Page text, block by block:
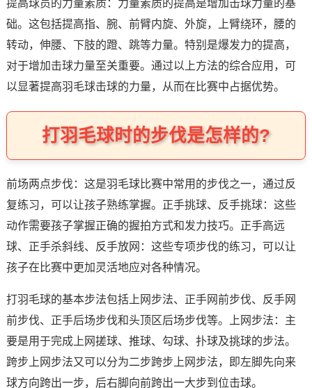
提高球员的力量素质：力量素质的提高是增加击球力量的基
础。这包括提高指、腕、前臂内旋、外旋，上臂绕环，腰的
转动，伸腰、下肢的蹬、跳等力量。特别是爆发力的提高，
对于增加击球力量至关重要。通过以上方法的综合应用，可
以显著提高羽毛球击球的力量，从而在比赛中占据优势。
打羽毛球时的步伐是怎样的?
前场两点步伐：这是羽毛球比赛中常用的步伐之一，通过反
复练习，可以让孩子熟练掌握。正手挑球、反手挑球：这些
动作需要孩子掌握正确的握拍方式和发力技巧。正手高远
球、正手杀斜线、反手放网：这些专项步伐的练习，可以让
孩子在比赛中更加灵活地应对各种情况。
打羽毛球的基本步法包括上网步法、正手网前步伐、反手网
前步伐、正手后场步伐和头顶区后场步伐等。上网步法：主
要是用于完成上网搓球、推球、勾球、扑球及挑球的步法。
跨步上网步法又可以分为二步跨步上网步法，即左脚先向来
球方向跨出一步，后右脚向前跨出一大步到位击球。